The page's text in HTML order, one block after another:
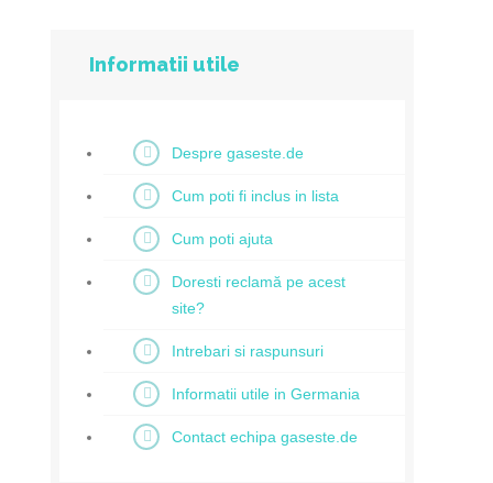
Informatii utile
Despre gaseste.de
Cum poti fi inclus in lista
Cum poti ajuta
Doresti reclamă pe acest
site?
Intrebari si raspunsuri
Informatii utile in Germania
Contact echipa gaseste.de